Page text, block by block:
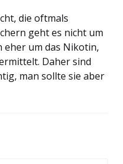
die oftmals
geht es nicht um
eher um das Nikotin,
Daher sind
man sollte sie aber